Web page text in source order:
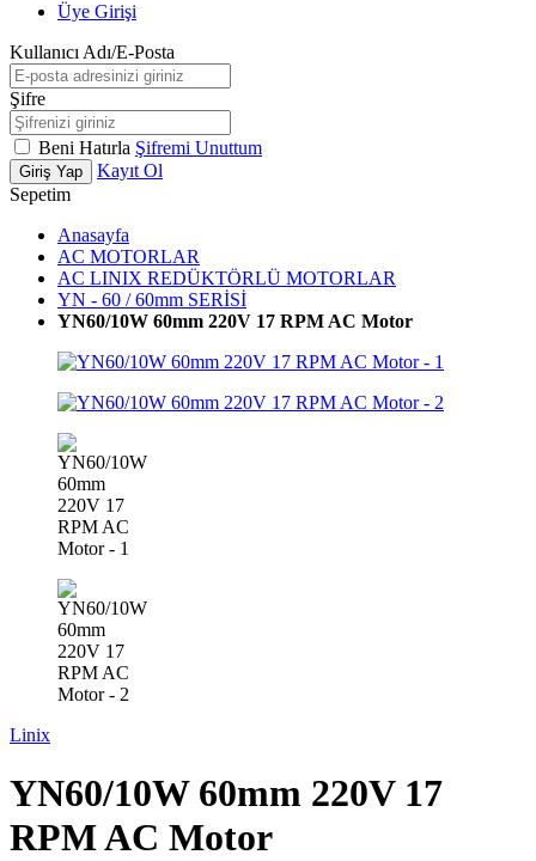
Üye Girişi
Kullanıcı Adı/E-Posta
Şifre
Beni Hatırla Şifremi Unuttum
Giriş Yap
Kayıt Ol
Sepetim
Anasayfa
AC MOTORLAR
AC LINIX REDÜKTÖRLÜ MOTORLAR
YN - 60 / 60mm SERİSİ
YN60/10W 60mm 220V 17 RPM AC Motor
Linix
YN60/10W 60mm 220V 17
RPM AC Motor